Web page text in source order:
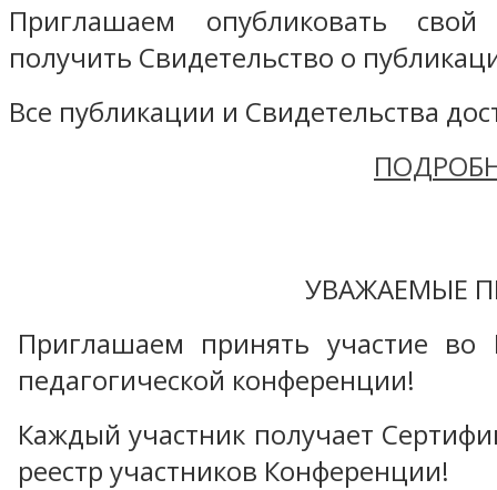
Приглашаем опубликовать
получить Свидетельство о
Все публикации и Свидетельства
УВАЖАЕМЫЕ
Приглашаем принять участие во
педагогической конференции!
Каждый участник получает
реестр участников Конференции!